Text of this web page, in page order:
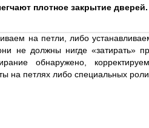
плотное закрытие дверей.
на петли, либо
не должны нигде «затирать»
обнаружено,
на петлях либо специальных